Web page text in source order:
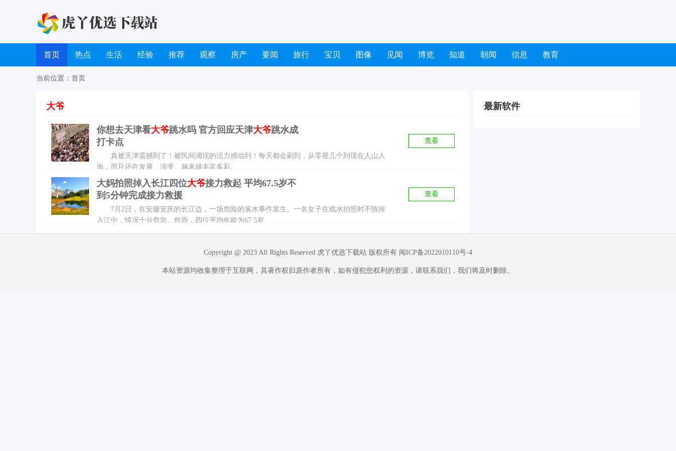
首页 热点 生活 经验 推荐 观察 房产 要闻 旅行 宝贝 图像 见闻 博览 知道 朝闻 信息 教育
当前位置： 首页
大爷
你想去天津看大爷跳水吗 官方回应天津大爷跳水成
打卡点
真被天津震撼到了！被民间涌现的活力感动到！每天都会刷到，从零星几个到现在人山人
海，而且还在发展、演变、越来越丰富多彩。
查看
大妈拍照掉入长江四位大爷接力救起 平均67.5岁不
到5分钟完成接力救援
7月2日，在安徽安庆的长江边，一场危险的落水事件发生。一名女子在戏水拍照时不慎掉
入江中，情况十分危急。然而，四位平均年龄为67 5岁
查看
最新软件
Copyright @ 2023 All Rights Reserved 虎丫优选下载站 版权所有 闽ICP备2022010110号-4
本站资源均收集整理于互联网，其著作权归原作者所有，如有侵犯您权利的资源，请联系我们，我们将及时删除。